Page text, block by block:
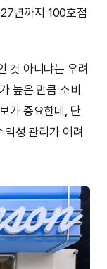
년까지 100호점
것 아니냐는 우려
높은 만큼 소비
가 중요한데, 단
성 관리가 어려